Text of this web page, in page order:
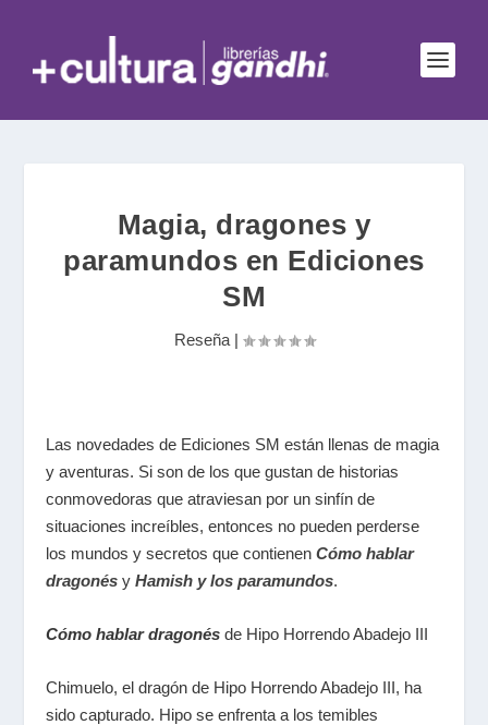
Magia, dragones y
paramundos en Ediciones
SM
Reseña|
Las novedades de Ediciones SM están llenas de magia
y aventuras. Si son de los que gustan de historias
conmovedoras que atraviesan por un sinfín de
situaciones increíbles, entonces no pueden perderse
los mundos y secretos que contienenCómo hablar
dragonés yHamish y los paramundos.
Cómo hablar dragonés de Hipo Horrendo Abadejo III
Chimuelo, el dragón de Hipo Horrendo Abadejo III, ha
sido capturado. Hipo se enfrenta a los temibles